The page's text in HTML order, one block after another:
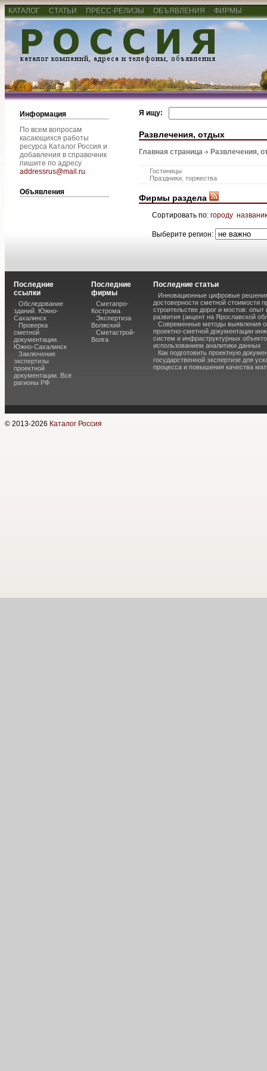
КАТАЛОГ СТАТЬИ ПРЕСС-РЕЛИЗЫ ОБЪЯВЛЕНИЯ ФИРМЫ
Информация
По всем вопросам
касающихся работы
ресурса Каталог Россия и
добавления в справочник
пишите по адресу
addressrus@mail.ru.
Объявления
Я ищу:
Развлечения, отдых
Главная страница Развлечения,
Гостиницы
Праздники, торжества
Фирмы раздела
Сортировать по: городу
Выберите регион:
Последние
ссылки
Обследование
зданий. Южно-
Сахалинск
Проверка
сметной
документации.
Южно-Сахалинск
Заключение
экспертизы
проектной
документации. Все
рагионы РФ
Последние
фирмы
Сметапро-
Кострома
Экспертиза
Волжский
Сметастрой-
Волга
Последние статьи
Инновационные цифровые
достоверности сметной стоимости
строительстве дорог и мостов: опыт
развития (акцент на Ярославской
Современные методы выявления
проектно-сметной документации
систем и инфраструктурных
использованием аналитики данных
Как подготовить проектную
государственной экспертизе для
процесса и повышения качества
© 2013-2026 Каталог Россия